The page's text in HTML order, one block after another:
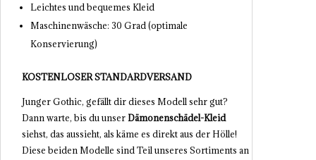
Leichtes und bequemes Kleid
Maschinenwäsche: 30 Grad (optimale
Konservierung)
KOSTENLOSER STANDARDVERSAND
Junger Gothic, gefällt dir dieses Modell sehr gut?
Dann warte, bis du unserDämonenschädel-Kleid
siehst, das aussieht, als käme es direkt aus der Hölle!
Diese beiden Modelle sind Teil unseres Sortiments an